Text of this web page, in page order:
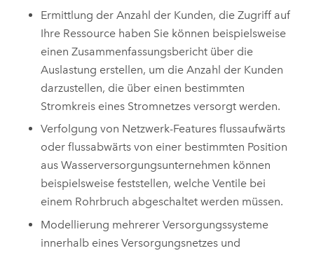
Ermittlung der Anzahl der Kunden, die Zugriff auf
Ihre Ressource haben Sie können beispielsweise
einen Zusammenfassungsbericht über die
Auslastung erstellen, um die Anzahl der Kunden
darzustellen, die über einen bestimmten
Stromkreis eines Stromnetzes versorgt werden.
Verfolgung von Netzwerk-Features flussaufwärts
oder flussabwärts von einer bestimmten Position
aus Wasserversorgungsunternehmen können
beispielsweise feststellen, welche Ventile bei
einem Rohrbruch abgeschaltet werden müssen.
Modellierung mehrerer Versorgungssysteme
innerhalb eines Versorgungsnetzes und